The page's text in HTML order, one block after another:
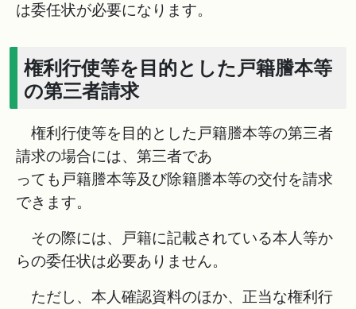
は委任状が必要になります。
権利行使等を目的とした戸籍謄本等
の第三者請求
権利行使等を目的とした戸籍謄本等の第三者
請求の場合には、第三者であ
っても戸籍謄本等及び除籍謄本等の交付を請求
できます。
その際には、戸籍に記載されている本人等か
らの委任状は必要ありません。
ただし、本人確認資料のほか、正当な権利行